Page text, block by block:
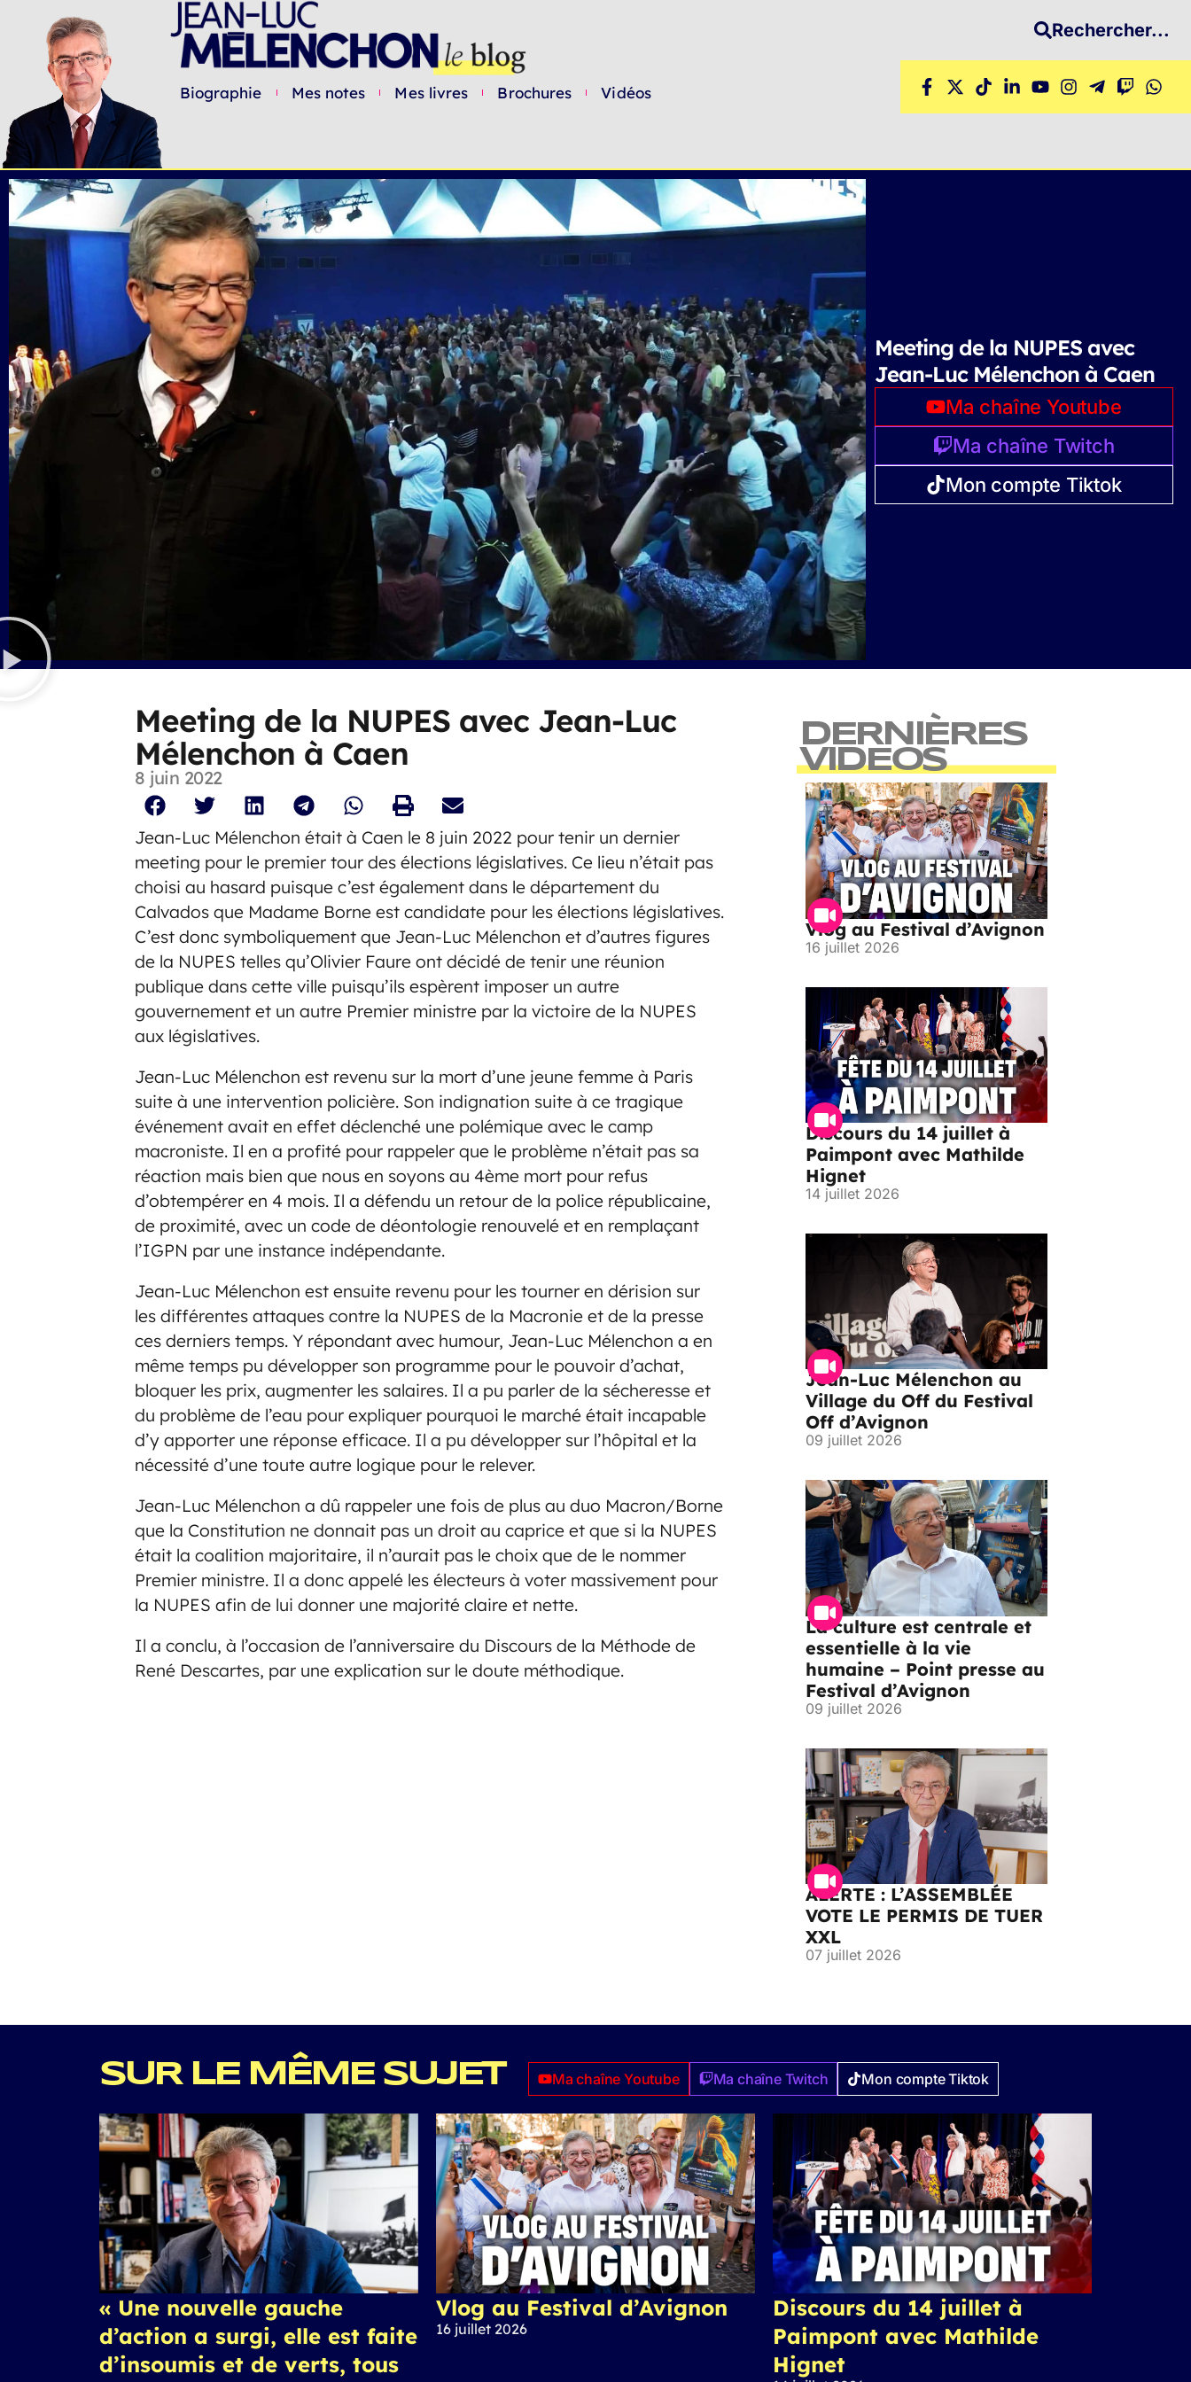
Biographie Mes notes Mes livres Brochures Vidéos
Rechercher...
Meeting de la NUPES avec
Jean-Luc Mélenchon à Caen
Ma chaîne Youtube
Ma chaîne Twitch
Mon compte Tiktok
Meeting de la NUPES avec Jean-Luc
Mélenchon à Caen
8 juin 2022
Jean-Luc Mélenchon était à Caen le 8 juin 2022 pour tenir un dernier
meeting pour le premier tour des élections législatives. Ce lieu n’était pas
choisi au hasard puisque c’est également dans le département du
Calvados que Madame Borne est candidate pour les élections législatives.
C’est donc symboliquement que Jean-Luc Mélenchon et d’autres figures
de la NUPES telles qu’Olivier Faure ont décidé de tenir une réunion
publique dans cette ville puisqu’ils espèrent imposer un autre
gouvernement et un autre Premier ministre par la victoire de la NUPES
aux législatives.
Jean-Luc Mélenchon est revenu sur la mort d’une jeune femme à Paris
suite à une intervention policière. Son indignation suite à ce tragique
événement avait en effet déclenché une polémique avec le camp
macroniste. Il en a profité pour rappeler que le problème n’était pas sa
réaction mais bien que nous en soyons au 4ème mort pour refus
d’obtempérer en 4 mois. Il a défendu un retour de la police républicaine,
de proximité, avec un code de déontologie renouvelé et en remplaçant
l’IGPN par une instance indépendante.
Jean-Luc Mélenchon est ensuite revenu pour les tourner en dérision sur
les différentes attaques contre la NUPES de la Macronie et de la presse
ces derniers temps. Y répondant avec humour, Jean-Luc Mélenchon a en
même temps pu développer son programme pour le pouvoir d’achat,
bloquer les prix, augmenter les salaires. Il a pu parler de la sécheresse et
du problème de l’eau pour expliquer pourquoi le marché était incapable
d’y apporter une réponse efficace. Il a pu développer sur l’hôpital et la
nécessité d’une toute autre logique pour le relever.
Jean-Luc Mélenchon a dû rappeler une fois de plus au duo Macron/Borne
que la Constitution ne donnait pas un droit au caprice et que si la NUPES
était la coalition majoritaire, il n’aurait pas le choix que de le nommer
Premier ministre. Il a donc appelé les électeurs à voter massivement pour
la NUPES afin de lui donner une majorité claire et nette.
Il a conclu, à l’occasion de l’anniversaire du Discours de la Méthode de
René Descartes, par une explication sur le doute méthodique.
DERNIÈRES
VIDEOS
Vlog au Festival d’Avignon
16 juillet 2026
Discours du 14 juillet à
Paimpont avec Mathilde
Hignet
14 juillet 2026
Jean-Luc Mélenchon au
Village du Off du Festival
Off d’Avignon
09 juillet 2026
La culture est centrale et
essentielle à la vie
humaine – Point presse au
Festival d’Avignon
09 juillet 2026
ALERTE : L’ASSEMBLÉE
VOTE LE PERMIS DE TUER
XXL
07 juillet 2026
SUR LE MÊME SUJET Ma chaîne Youtube Ma chaîne Twitch Mon compte Tiktok
« Une nouvelle gauche
d’action a surgi, elle est faite
d’insoumis et de verts, tous
Vlog au Festival d’Avignon
16 juillet 2026
Discours du 14 juillet à
Paimpont avec Mathilde
Hignet